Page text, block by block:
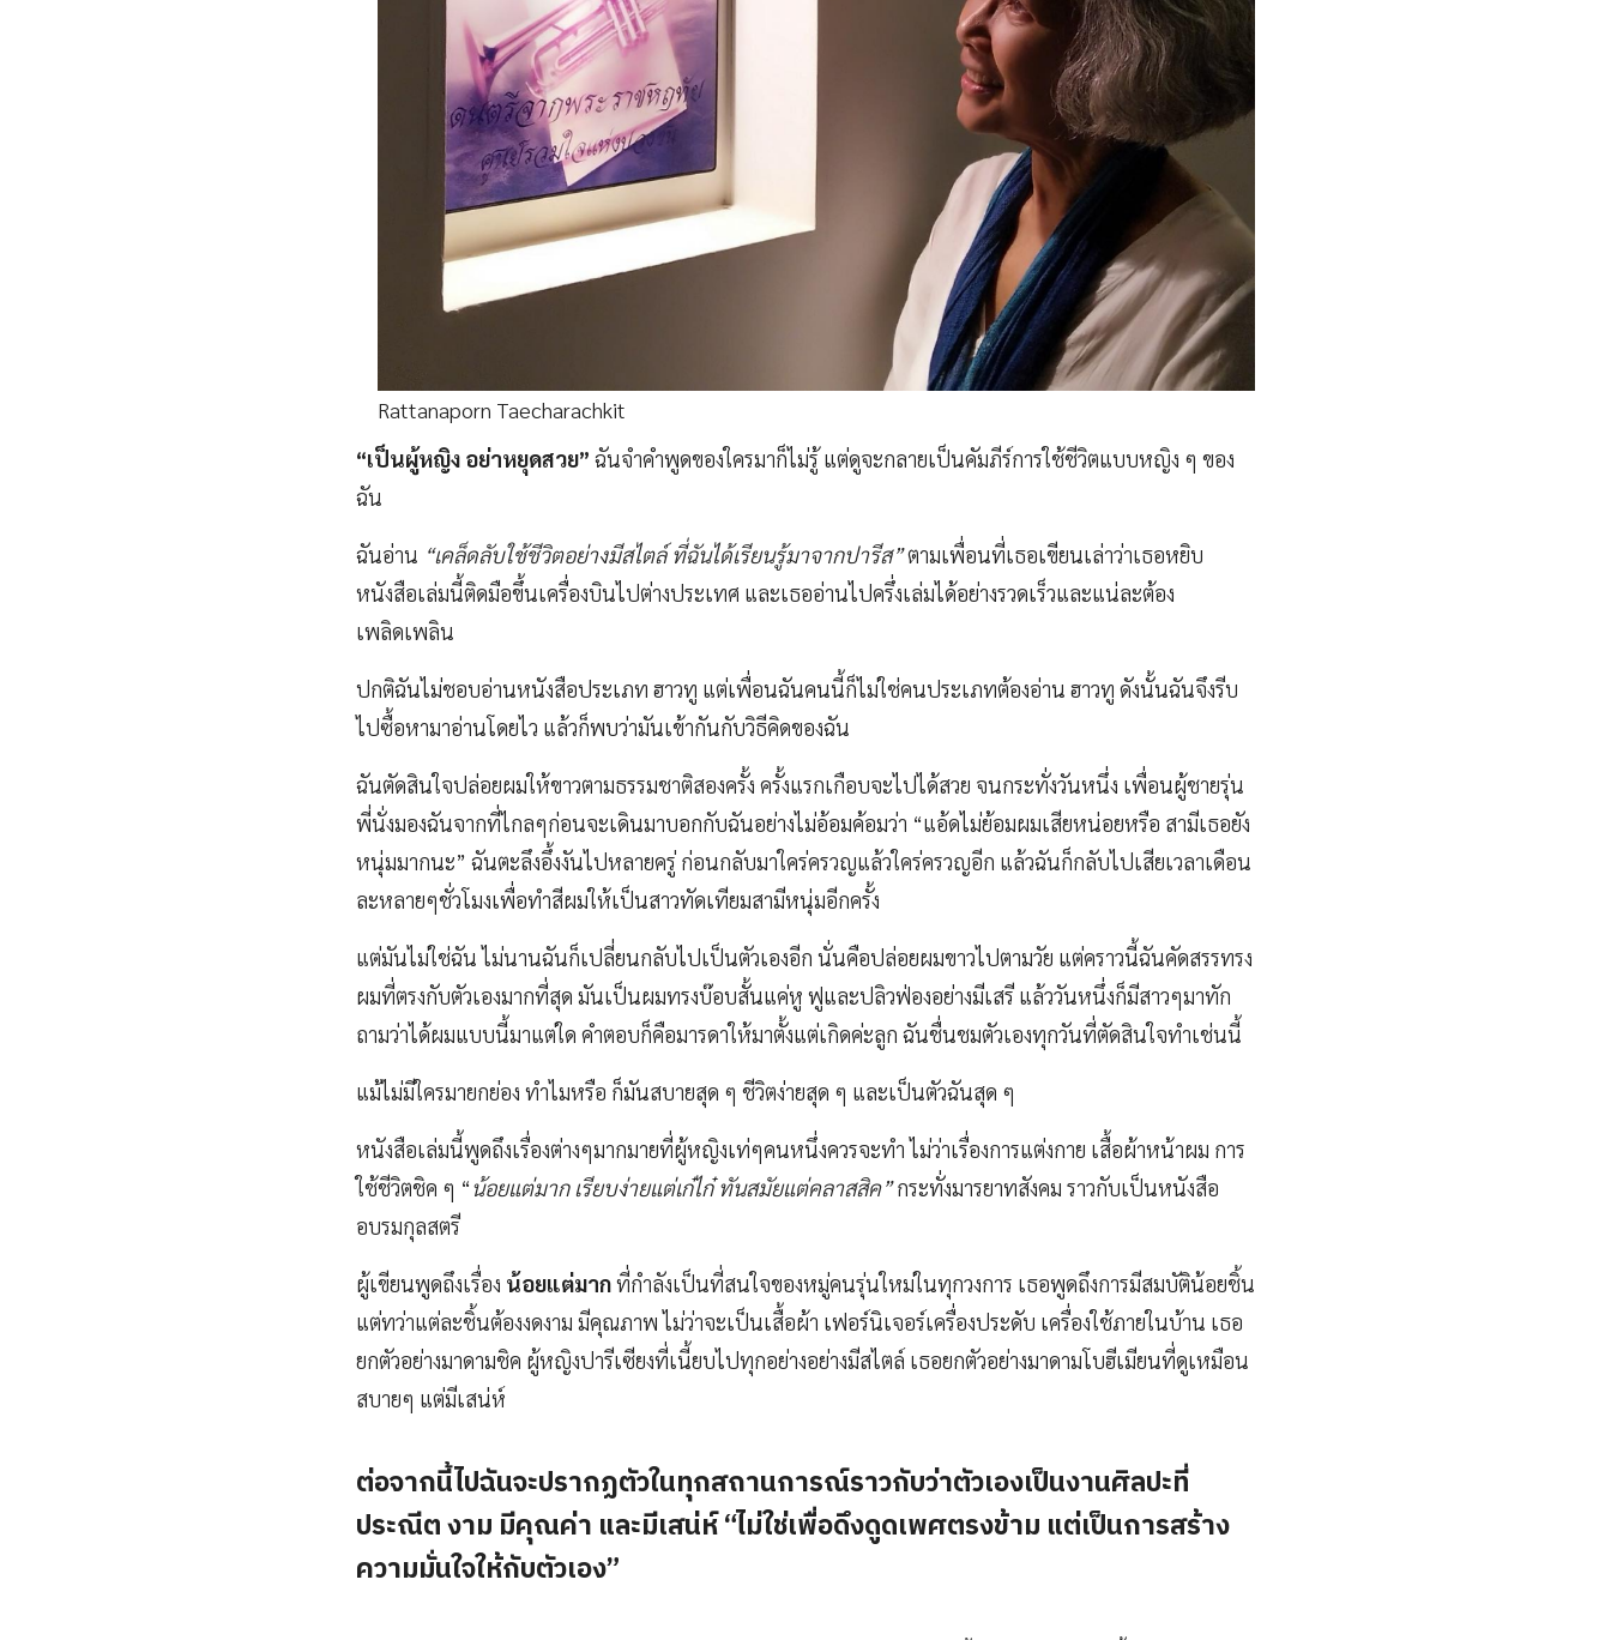
Rattanaporn Taecharachkit
“เป็นผู้หญิง อย่าหยุดสวย” ฉันจำคำพูดของใครมาก็ไม่รู้ แต่ดูจะกลายเป็นคัมภีร์การใช้ชีวิตแบบหญิง ๆ ของ
ฉัน
ฉันอ่าน “เคล็ดลับใช้ชีวิตอย่างมีสไตล์ ที่ฉันได้เรียนรู้มาจากปารีส”ตามเพื่อนที่เธอเขียนเล่าว่าเธอหยิบ
หนังสือเล่มนี้ติดมือขึ้นเครื่องบินไปต่างประเทศ และเธออ่านไปครึ่งเล่มได้อย่างรวดเร็วและแน่ละต้อง
เพลิดเพลิน
ปกติฉันไม่ชอบอ่านหนังสือประเภท ฮาวทู แต่เพื่อนฉันคนนี้ก็ไม่ใช่คนประเภทต้องอ่าน ฮาวทู ดังนั้นฉันจึงรีบ
ไปซื้อหามาอ่านโดยไว แล้วก็พบว่ามันเข้ากันกับวิธีคิดของฉัน
ฉันตัดสินใจปล่อยผมให้ขาวตามธรรมชาติสองครั้ง ครั้งแรกเกือบจะไปได้สวย จนกระทั่งวันหนึ่ง เพื่อนผู้ชายรุ่น
พี่นั่งมองฉันจากที่ไกลๆก่อนจะเดินมาบอกกับฉันอย่างไม่อ้อมค้อมว่า “แอ้ดไม่ย้อมผมเสียหน่อยหรือ สามีเธอยัง
หนุ่มมากนะ” ฉันตะลึงอึ้งงันไปหลายครู่ ก่อนกลับมาใคร่ครวญแล้วใคร่ครวญอีก แล้วฉันก็กลับไปเสียเวลาเดือน
ละหลายๆชั่วโมงเพื่อทำสีผมให้เป็นสาวทัดเทียมสามีหนุ่มอีกครั้ง
แต่มันไม่ใช่ฉัน ไม่นานฉันก็เปลี่ยนกลับไปเป็นตัวเองอีก นั่นคือปล่อยผมขาวไปตามวัย แต่คราวนี้ฉันคัดสรรทรง
ผมที่ตรงกับตัวเองมากที่สุด มันเป็นผมทรงบ๊อบสั้นแค่หู ฟูและปลิวฟ่องอย่างมีเสรี แล้ววันหนึ่งก็มีสาวๆมาทัก
ถามว่าได้ผมแบบนี้มาแต่ใด คำตอบก็คือมารดาให้มาตั้งแต่เกิดค่ะลูก ฉันชื่นชมตัวเองทุกวันที่ตัดสินใจทำเช่นนี้
แม้ไม่มีใครมายกย่อง ทำไมหรือ ก็มันสบายสุด ๆ ชีวิตง่ายสุด ๆ และเป็นตัวฉันสุด ๆ
หนังสือเล่มนี้พูดถึงเรื่องต่างๆมากมายที่ผู้หญิงเท่ๆคนหนึ่งควรจะทำ ไม่ว่าเรื่องการแต่งกาย เสื้อผ้าหน้าผม การ
ใช้ชีวิตชิค ๆ “น้อยแต่มาก เรียบง่ายแต่เก๋ไก๋ ทันสมัยแต่คลาสสิค”กระทั่งมารยาทสังคม ราวกับเป็นหนังสือ
อบรมกุลสตรี
ผู้เขียนพูดถึงเรื่อง น้อยแต่มากที่กำลังเป็นที่สนใจของหมู่คนรุ่นใหม่ในทุกวงการ เธอพูดถึงการมีสมบัติน้อยชิ้น
แต่ทว่าแต่ละชิ้นต้องงดงาม มีคุณภาพ ไม่ว่าจะเป็นเสื้อผ้า เฟอร์นิเจอร์เครื่องประดับ เครื่องใช้ภายในบ้าน เธอ
ยกตัวอย่างมาดามชิค ผู้หญิงปารีเซียงที่เนี้ยบไปทุกอย่างอย่างมีสไตล์ เธอยกตัวอย่างมาดามโบฮีเมียนที่ดูเหมือน
สบายๆ แต่มีเสน่ห์
ต่อจากนี้ไปฉันจะปรากฏตัวในทุกสถานการณ์ราวกับว่าตัวเองเป็นงานศิลปะที่
ประณีต งาม มีคุณค่า และมีเสน่ห์ “ไม่ใช่เพื่อดึงดูดเพศตรงข้าม แต่เป็นการสร้าง
ความมั่นใจให้กับตัวเอง”